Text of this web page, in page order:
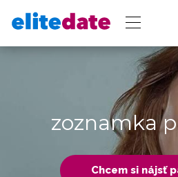
zoznamka
Chcem si nájsť